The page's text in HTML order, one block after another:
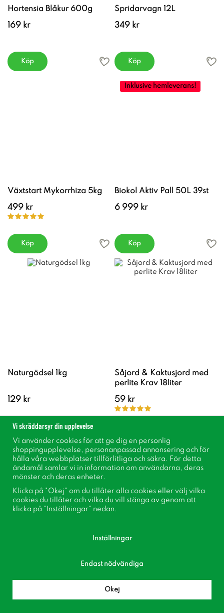
Hortensia Blåkur 600g
169 kr
Köp
Spridarvagn 12L
349 kr
Köp
Växtstart Mykorrhiza 5kg
499 kr
Köp
Inklusive hemleverans!
Biokol Aktiv Pall 50L 39st
6 999 kr
Köp
Naturgödsel 1kg
129 kr
Såjord & Kaktusjord med
perlite Krav 18liter
59 kr
Vegetabilisk Gödsel 1,5L
129 kr
Orkidénäring 500ml
69 kr
Vi skräddarsyr din upplevelse
Vi använder cookies för att ge dig en personlig
shoppingupplevelse, personanpassad annonsering och för
hålla våra webbplatser tillförlitliga och säkra. För detta
ändamål samlar vi in information om användarna, deras
mönster och deras enheter.
Klicka på "Okej" om du tillåter alla cookies eller välj vilka
cookies du tillåter och vilka du vill stänga av genom att
klicka på "Inställningar" nedan.
Inställningar
Endast nödvändiga
Okej